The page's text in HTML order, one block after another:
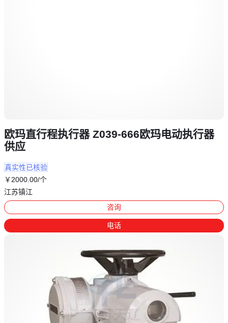
欧玛直行程执行器 Z039-666欧玛电动执行器
供应
真实性已核验
￥2000.00/个
江苏镇江
咨询
电话